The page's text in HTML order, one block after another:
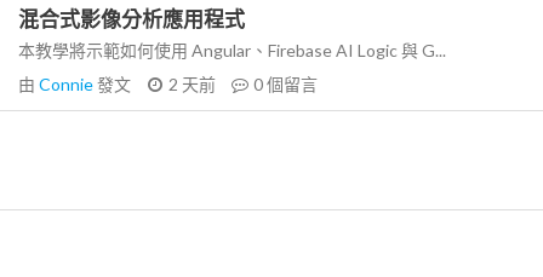
混合式影像分析應用程式
本教學將示範如何使用 Angular、Firebase AI Logic 與 G...
由 Connie發文 2 天前 0個留言